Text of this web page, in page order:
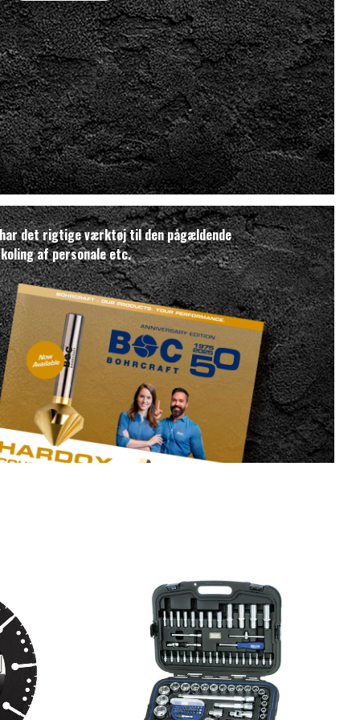
det rigtige værktøj til den pågældende
af personale etc.